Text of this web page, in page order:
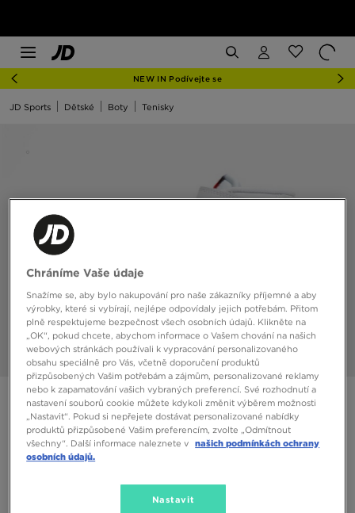
NEW IN Podívejte se
JD Sports Dětské Boty Tenisky
NIKE BLAZER MID '77
1090 Kč
1190 Kč -8%
(Nejnižší cena za posledních 30 dní)
Chráníme Vaše údaje
Snažíme se, aby bylo nakupování pro naše zákazníky příjemné a aby
výrobky, které si vybírají, nejlépe odpovídaly jejich potřebám. Přitom
plně respektujeme bezpečnost všech osobních údajů. Klikněte na
„OK“, pokud chcete, abychom informace o Vašem chování na našich
webových stránkách používali k vypracování personalizovaného
obsahu speciálně pro Vás, včetně doporučení produktů
přizpůsobených Vašim potřebám a zájmům, personalizované reklamy
nebo k zapamatování vašich vybraných preferencí. Své rozhodnutí a
nastavení souborů cookie můžete kdykoli změnit výběrem možnosti
„Nastavit“. Pokud si nepřejete dostávat personalizované nabídky
produktů přizpůsobené Vašim preferencím, zvolte „Odmítnout
všechny“. Další informace naleznete v našich podmínkách ochrany
osobních údajů.
Nastavit